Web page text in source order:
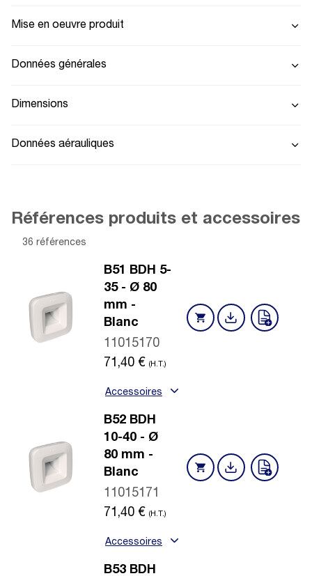
Mise en oeuvre produit
Données générales
Dimensions
Données aérauliques
Références produits et accessoires
36 références
B51 BDH 5-
35 - Ø 80
mm -
Blanc
11015170
71,40 € (H.T.)
Accessoires
B52 BDH
10-40 - Ø
80 mm -
Blanc
11015171
71,40 € (H.T.)
Accessoires
B53 BDH